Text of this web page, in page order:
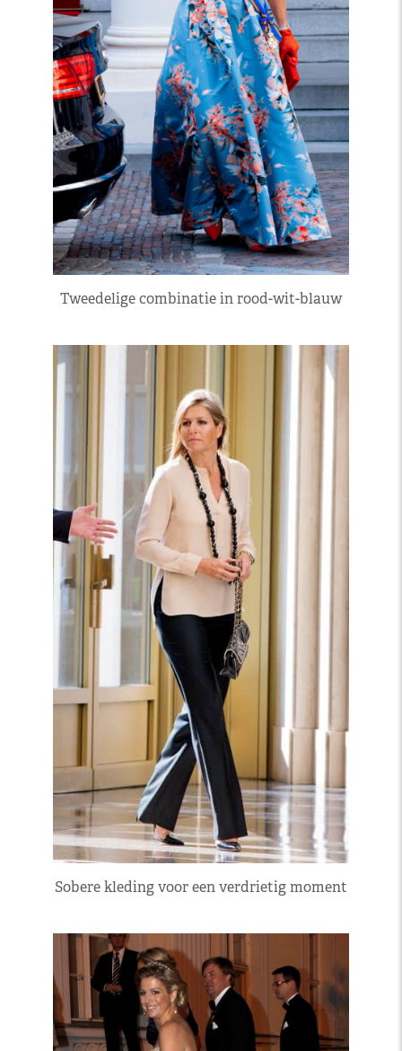
Tweedelige combinatie in rood-wit-blauw
Sobere kleding voor een verdrietig moment